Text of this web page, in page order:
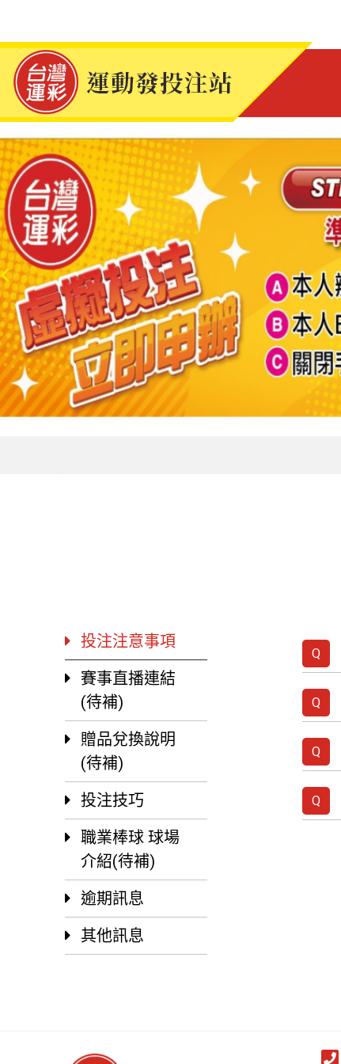
投注注意事項
賽事直播連結
(待補)
贈品兌換說明
(待補)
投注技巧
職業棒球 球場
介紹(待補)
逾期訊息
其他訊息